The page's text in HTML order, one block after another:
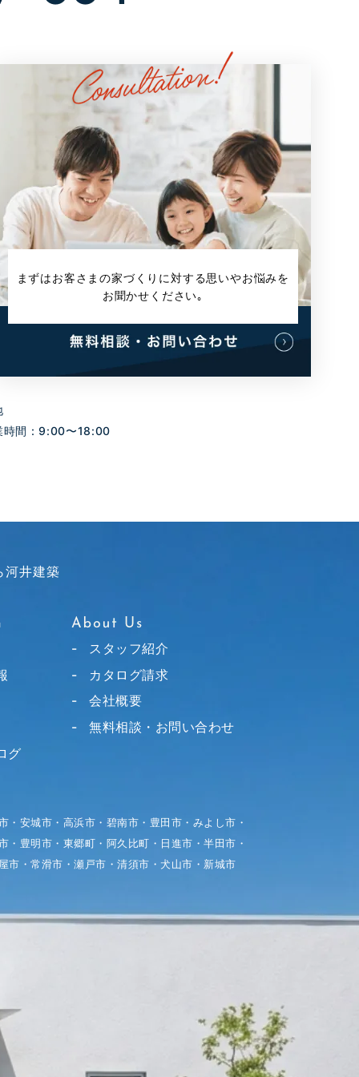
まずはお客さまの家づくりに対する思いやお悩みを
お聞かせください｡
間 : 9:00〜18:00
河井建築
グ
スタッフ紹介
カタログ請求
会社概要
無料相談・お問い合わせ
・安城市・高浜市・碧南市・豊田市・みよし市・
・豊明市・東郷町・阿久比町・日進市・半田市・
市・常滑市・瀬戸市・清須市・犬山市・新城市